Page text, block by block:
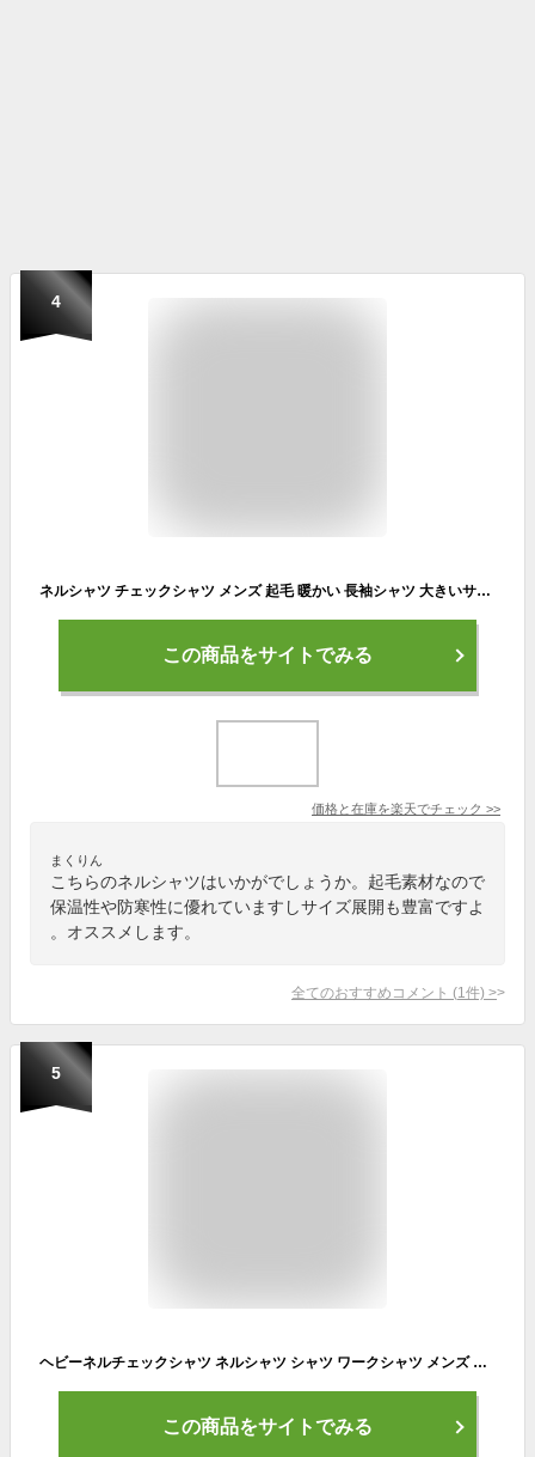
4
ネルシャツ チェックシャツ メンズ 起毛 暖かい 長袖シャツ 大きいサイズ 3L 4L 5Lまで展開 ビエラ チェック柄 フランネルシャツ 長袖 秋 冬 春 タータンチェック シャツ ネル ワークシャツ チェックネルシャツ
この商品をサイトでみる
価格と在庫を楽天でチェック >>
まくりん
こちらのネルシャツはいかがでしょうか。起毛素材なので
保温性や防寒性に優れていますしサイズ展開も豊富ですよ
。オススメします。
全てのおすすめコメント (1 件) >
5
ヘビーネルチェックシャツ ネルシャツ シャツ ワークシャツ メンズ レディース チェック 裏起毛 長袖 大人 ストリート カジュアルシャツ アメカジ カジュアルトップス アウター 秋 冬 おしゃれ 秋服 冬服 ウエストシー westsea 赤 青 緑
この商品をサイトでみる